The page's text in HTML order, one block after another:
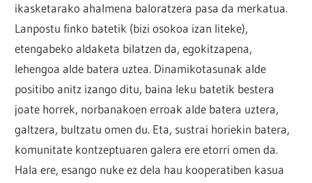
ikasketarako ahalmena baloratzera pasa da merkatua.
Lanpostu finko batetik (bizi osokoa izan liteke),
etengabeko aldaketa bilatzen da, egokitzapena,
lehengoa alde batera uztea. Dinamikotasunak alde
positibo anitz izango ditu, baina leku batetik bestera
joate horrek, norbanakoen erroak alde batera uztera,
galtzera, bultzatu omen du. Eta, sustrai horiekin batera,
komunitate kontzeptuaren galera ere etorri omen da.
Hala ere, esango nuke ez dela hau kooperatiben kasua